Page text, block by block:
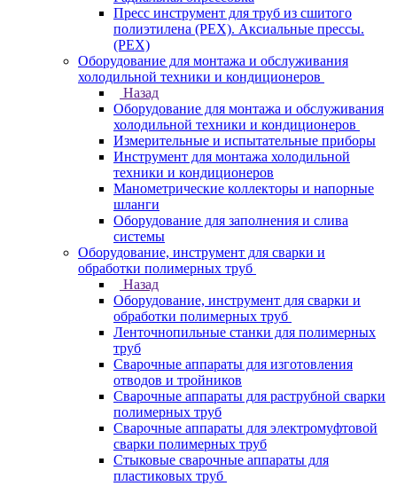
Пресс инструмент для труб из сшитого
полиэтилена (PEX). Аксиальные прессы.
(PEX)
Оборудование для монтажа и обслуживания
холодильной техники и кондиционеров
Назад
Оборудование для монтажа и обслуживания
холодильной техники и кондиционеров
Измерительные и испытательные приборы
Инструмент для монтажа холодильной
техники и кондиционеров
Манометрические коллекторы и напорные
шланги
Оборудование для заполнения и слива
системы
Оборудование, инструмент для сварки и
обработки полимерных труб
Назад
Оборудование, инструмент для сварки и
обработки полимерных труб
Ленточнопильные станки для полимерных
труб
Сварочные аппараты для изготовления
отводов и тройников
Сварочные аппараты для раструбной сварки
полимерных труб
Сварочные аппараты для электромуфтовой
сварки полимерных труб
Стыковые сварочные аппараты для
пластиковых труб